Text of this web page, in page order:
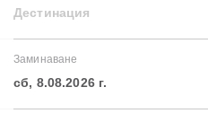
Дестинация
Заминаване
сб, 8.08.2026 г.